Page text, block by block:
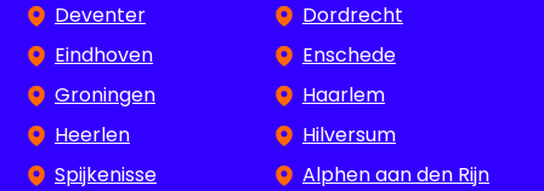
Deventer
Dordrecht
Eindhoven
Enschede
Groningen
Haarlem
Heerlen
Hilversum
Spijkenisse
Alphen aan den Rijn